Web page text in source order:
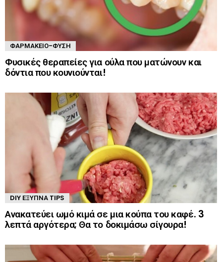
ΦΑΡΜΑΚΕΊΟ-ΦΎΣΗ
Φυσικές θεραπείες για ούλα που ματώνουν και
δόντια που κουνιούνται!
DIY ΈΞΥΠΝΑ TIPS
Ανακατεύει ωμό κιμά σε μια κούπα του καφέ. 3
λεπτά αργότερα; Θα το δοκιμάσω σίγουρα!